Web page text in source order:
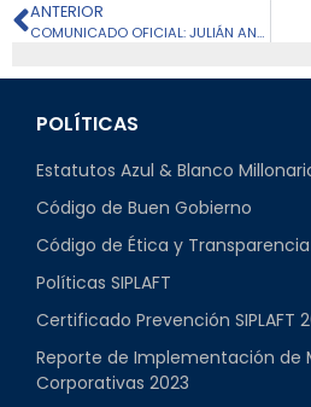
ANTERIOR
COMUNICADO OFICIAL: JULIÁN ANGULO
POLÍTICAS
Estatutos Azul & Blanco
Código de Buen Gobierno
Código de Ética y Transparencia
Políticas SIPLAFT
Certificado Prevención SIPLAFT
Reporte de Implementación de
Corporativas 2023